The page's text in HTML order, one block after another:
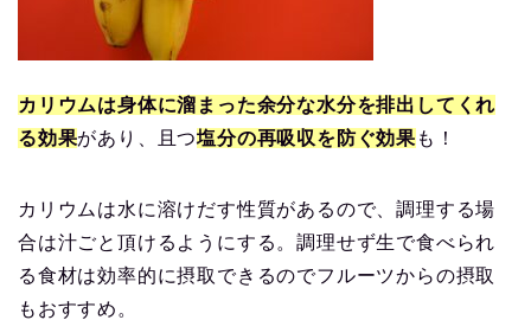
カリウムは身体に溜まった余分な水分を排出してくれ
る効果があり、 且つ塩分の再吸収を防ぐ効果 も！
カリウムは水に溶けだす性質があるので、調理する場
合は汁ごと頂けるようにする。調理せず生で食べられ
る食材は効率的に摂取できるのでフルーツからの摂取
もおすすめ。